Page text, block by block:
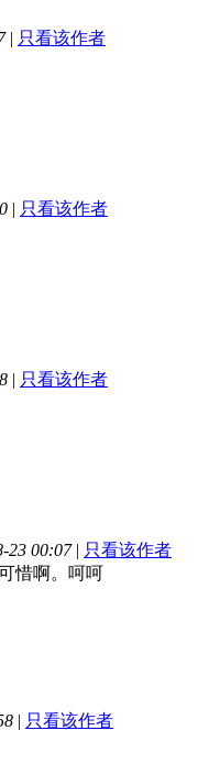
| 只看该作者
| 只看该作者
| 只看该作者
23 00:07| 只看该作者
惜啊。呵呵
| 只看该作者